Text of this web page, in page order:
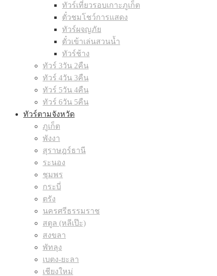
ทัวร์เที่ยวรอบเกาะภูเก็ต
ตั๋วชมโชว์การแสดง
ทัวร์ผจญภัย
ตั๋วเข้าเล่นสวนน้ำ
ทัวร์ช้าง
ทัวร์ 3วัน 2คืน
ทัวร์ 4วัน 3คืน
ทัวร์ 5วัน 4คืน
ทัวร์ 6วัน 5คืน
ทัวร์ตามจังหวัด
ภูเก็ต
พังงา
สุราษฎร์ธานี
ระนอง
ชุมพร
กระบี่
ตรัง
นครศรีธรรมราช
สตูล (หลีเป๊ะ)
สงขลา
พัทลุง
เบตง-ยะลา
เชียงใหม่